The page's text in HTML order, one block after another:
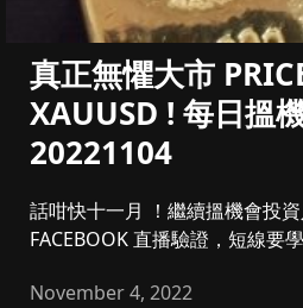
真正無懼大市
XAUUSD ! 每日搵
20221104
話咁快十一月 ！繼續搵機會投
FACEBOOK 直播驗證，短線要
November 4, 2022